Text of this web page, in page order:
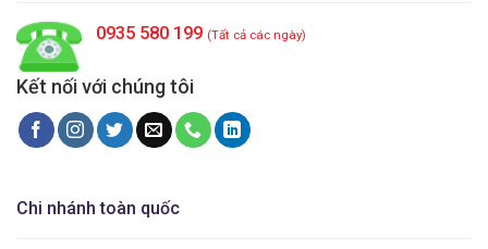
0935 580 199 (Tất cả các ngày)
Kết nối với chúng tôi
Chi nhánh toàn quốc